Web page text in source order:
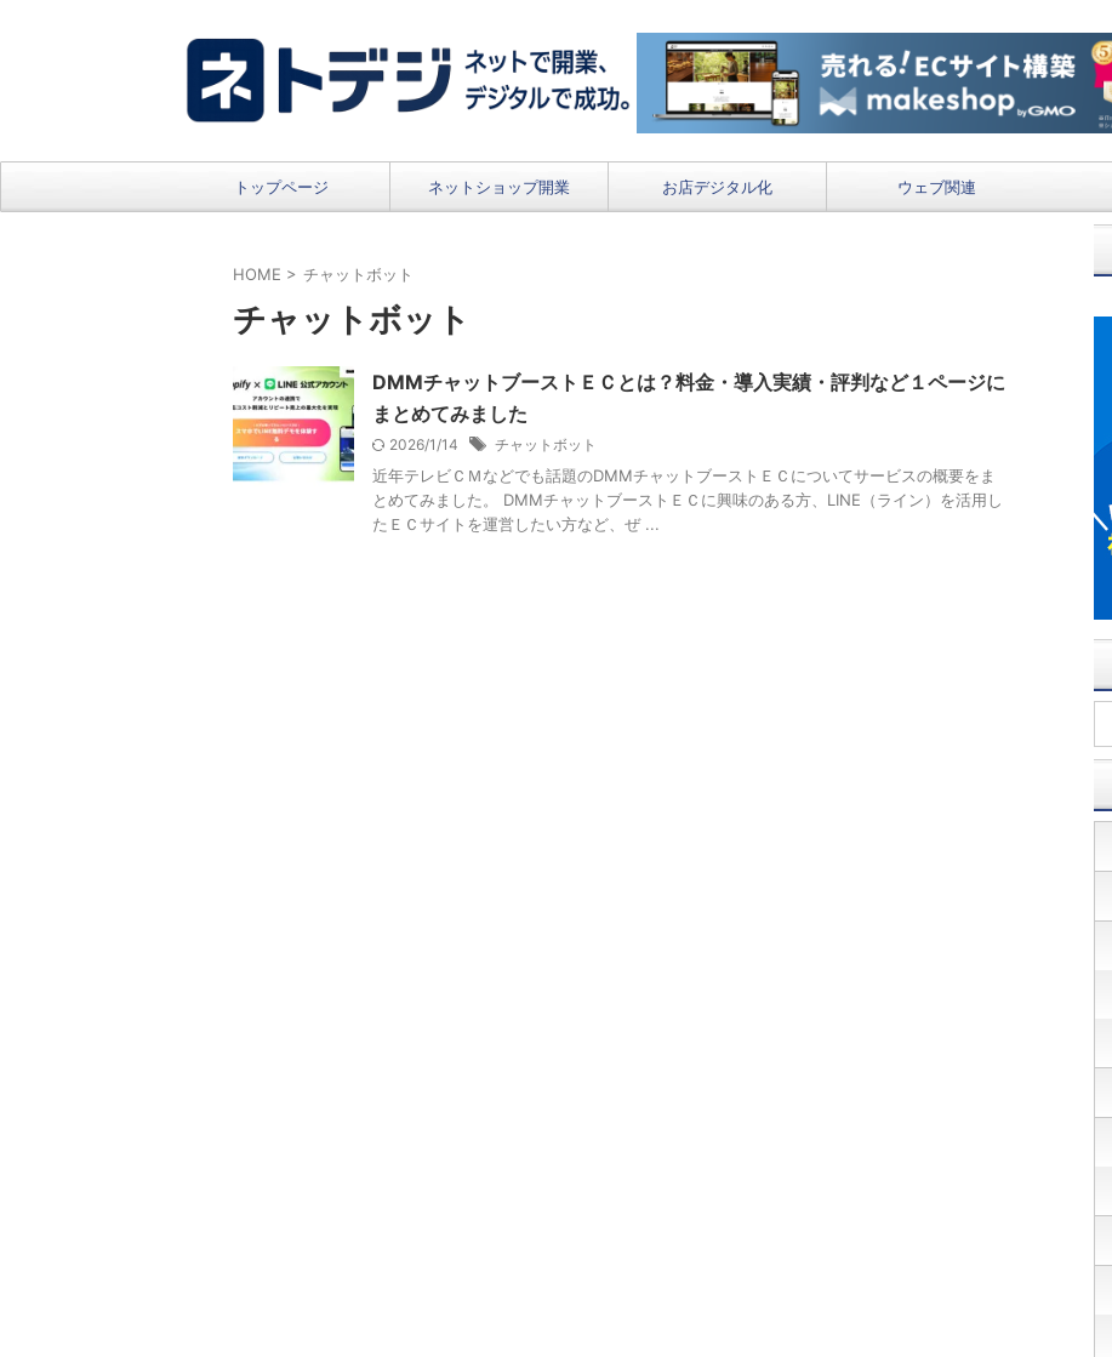
トップページ ネットショップ開業 お店デジタル化 ウェブ関連
HOME > チャットボット
チャットボット
DMMチャットブーストＥＣとは？料金・導入実績・評判など１ページに
まとめてみました
2026/1/14 チャットボット
近年テレビＣＭなどでも話題のDMMチャットブーストＥＣについてサービスの概要をま
とめてみました。 DMMチャットブーストＥＣに興味のある方、LINE（ライン）を活用し
たＥＣサイトを運営したい方など、ぜ ...